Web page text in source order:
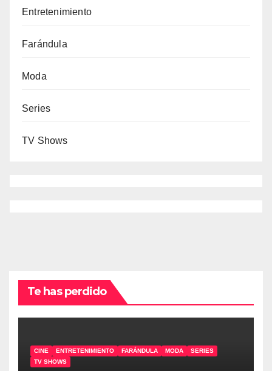
Entretenimiento
Farándula
Moda
Series
TV Shows
Te has perdido
CINE ENTRETENIMIENTO FARÁNDULA MODA
SERIES
TV SHOWS